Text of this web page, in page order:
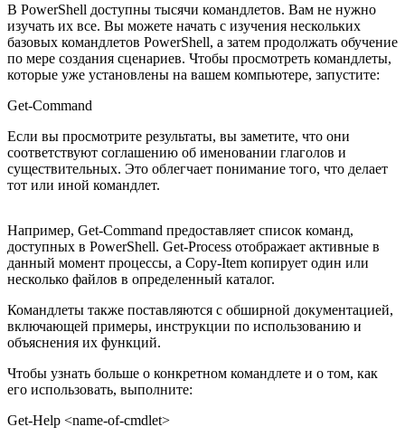
В PowerShell доступны тысячи командлетов. Вам не нужно
изучать их все. Вы можете начать с изучения нескольких
базовых командлетов PowerShell, а затем продолжать обучение
по мере создания сценариев. Чтобы просмотреть командлеты,
которые уже установлены на вашем компьютере, запустите:
Get-Command
Если вы просмотрите результаты, вы заметите, что они
соответствуют соглашению об именовании глаголов и
существительных. Это облегчает понимание того, что делает
тот или иной командлет.
Например, Get-Command предоставляет список команд,
доступных в PowerShell. Get-Process отображает активные в
данный момент процессы, а Copy-Item копирует один или
несколько файлов в определенный каталог.
Командлеты также поставляются с обширной документацией,
включающей примеры, инструкции по использованию и
объяснения их функций.
Чтобы узнать больше о конкретном командлете и о том, как
его использовать, выполните:
Get-Help <name-of-cmdlet>